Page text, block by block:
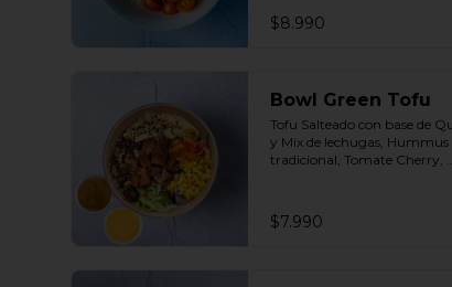
y Salsa de Cilantro
$8.990
Bowl Green Tofu
Tofu Salteado con base de
y Mix de lechugas, Hummus
tradicional, Tomate Cherry,
Limoneta y Honey Mustard
$7.990